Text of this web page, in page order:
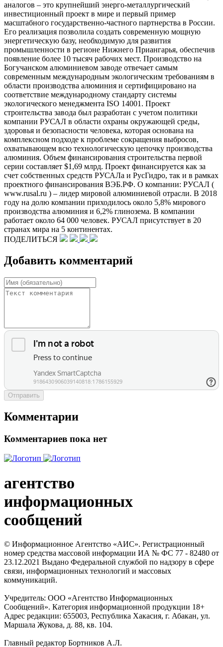
аналогов – это крупнейший энерго-металлургический
инвестиционный проект в мире и первый пример
масштабного государственно-частного партнерства в России.
Его реализация позволила создать современную мощную
энергетическую базу, необходимую для развития
промышленности в регионе Нижнего Приангарья, обеспечив
появление более 10 тысяч рабочих мест. Производство на
Богучанском алюминиевом заводе отвечает самым
современным международным экологическим требованиям в
области производства алюминия и сертифицировано на
соответствие международному стандарту системы
экологического менеджмента ISO 14001. Проект
строительства завода был разработан с учетом политики
компании РУСАЛ в области охраны окружающей среды,
здоровья и безопасности человека, которая основана на
комплексном подходе к проблеме сокращения выбросов,
охватывающем всю технологическую цепочку производства
алюминия. Объем финансирования строительства первой
серии составляет $1,69 млрд. Проект финансируется как за
счет собственных средств РУСАЛа и РусГидро, так и в рамках
проектного финансирования ВЭБ.РФ. О компании: РУСАЛ (
www.rusal.ru ) – лидер мировой алюминиевой отрасли. В 2018
году на долю компании приходилось около 5,8% мирового
производства алюминия и 6,2% глинозема. В компании
работает около 64 000 человек. РУСАЛ присутствует в 20
странах мира на 5 континентах.
ПОДЕЛИТЬСЯ
Добавить комментарий
Отправить
Комментарии
Комментариев пока нет
агентство
информационных
сообщений
© Информационное Агентство «АИС». Регистрационный
номер средства массовой информации ИА № ФС 77 - 82480 от
23.12.2021 Выдано Федеральной службой по надзору в сфере
связи, информационных технологий и массовых
коммуникаций.
Учредитель: ООО «Агентство Информационных
Сообщений». Категория информационной продукции 18+
Адрес редакции: 655003, Республика Хакасия, г. Абакан, ул.
Маршала Жукова, д. 88, кв. 104.
Главный редактор Бортников А.Л.